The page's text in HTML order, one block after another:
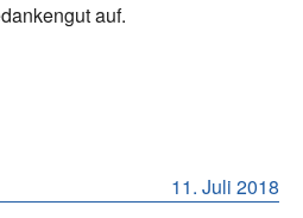
auf.
11. Juli 2018